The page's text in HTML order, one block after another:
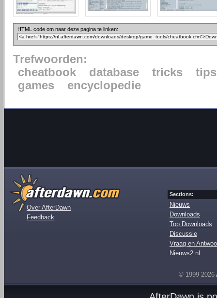
HTML code om naar deze pagina te linken:
Trefwoorden:
cheatbook
database tricks
tips
games
encyclopedie
Over AfterDawn
Feedback
Sections:
Nieuws
Downloads
Top Downloads
Discussie
Vraag en
Nieuws2.nl
© 1999-2026